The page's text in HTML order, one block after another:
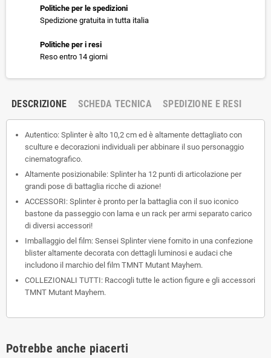
Politiche per le spedizioni
Spedizione gratuita in tutta italia
Politiche per i resi
Reso entro 14 giorni
DESCRIZIONE SCHEDA TECNICA SPEDIZIONE E RESI
Autentico: Splinter è alto 10,2 cm ed è altamente dettagliato con
sculture e decorazioni individuali per abbinare il suo personaggio
cinematografico.
Altamente posizionabile: Splinter ha 12 punti di articolazione per
grandi pose di battaglia ricche di azione!
ACCESSORI: Splinter è pronto per la battaglia con il suo iconico
bastone da passeggio con lama e un rack per armi separato carico
di diversi accessori!
Imballaggio del film: Sensei Splinter viene fornito in una confezione
blister altamente decorata con dettagli luminosi e audaci che
includono il marchio del film TMNT Mutant Mayhem.
COLLEZIONALI TUTTI: Raccogli tutte le action figure e gli accessori
TMNT Mutant Mayhem.
Potrebbe anche piacerti